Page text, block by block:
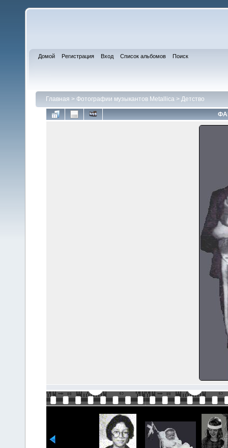
Домой Регистрация Вход Список альбомов Поиск
Главная > Фотографии музыкантов Metallica > Детство